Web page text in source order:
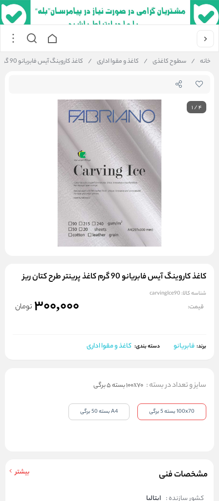
خانه / سطوح کاغذی / کاغذ و مقوا اداری / کاغذ کاروینگ آیس فابریانو 90 گرم کاغذ پرینتر طرح کتان ریز
1/4
کاغذ کاروینگ آیس فابریانو 90 گرم کاغذ پرینتر طرح کتان ریز
شناسه کالا: carvingIce90
قیمت: 300,000 تومان
برند: فابریانو دسته بندی: کاغذ و مقوا اداری
مشخصات فنی بیشتر
سایز و تعداد در بسته: 100x70 بسته 5 برگی
100x70 بسته 5 برگی A4 بسته 50 برگی